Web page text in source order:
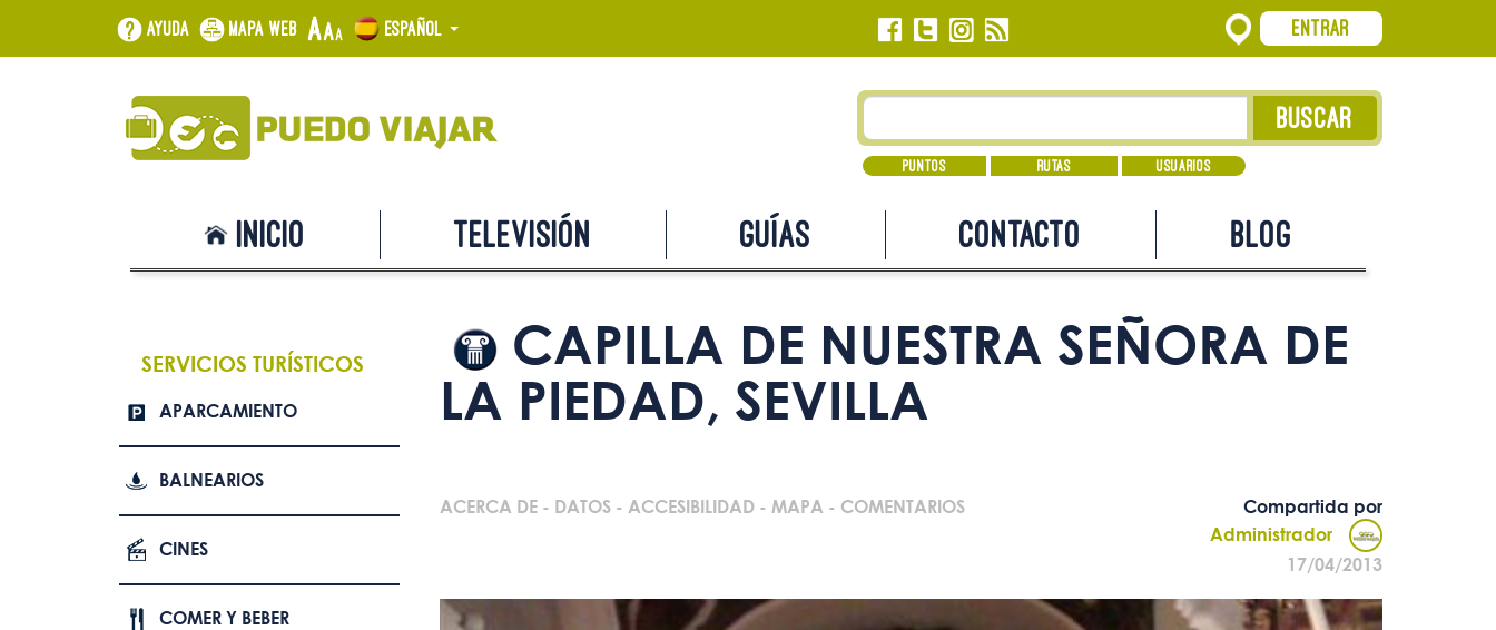
Ayuda Mapa web Español Entrar
Puntos Rutas Usuarios
Inicio Televisión Guías Contacto Blog
SERVICIOS TURÍSTICOS
APARCAMIENTO
BALNEARIOS
CINES
COMER Y BEBER
CAPILLA DE NUESTRA SEÑORA DE
LA PIEDAD, SEVILLA
ACERCA DE- DATOS- ACCESIBILIDAD- MAPA - COMENTARIOS
Compartida por
Administrador
17/04/2013